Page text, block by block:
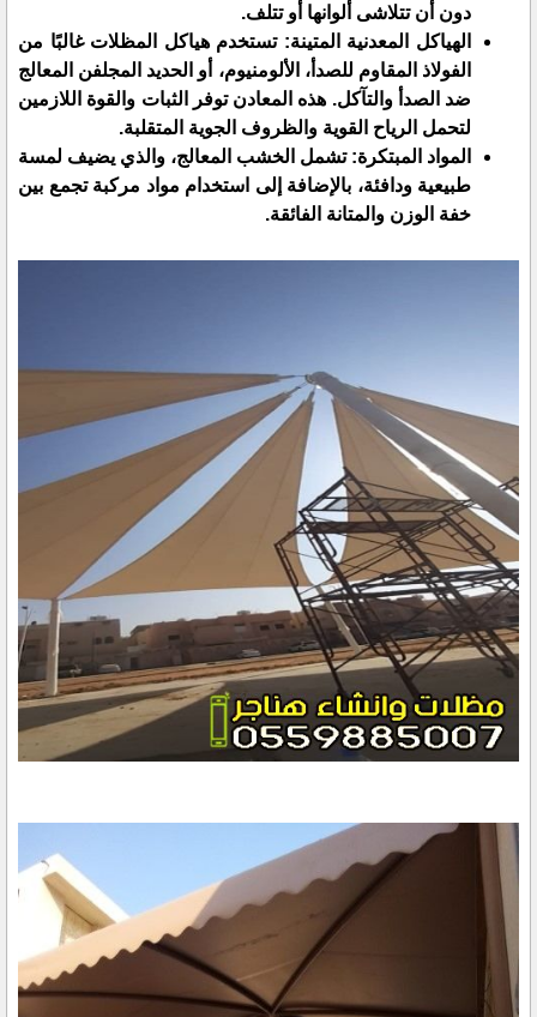
دون أن تتلاشى ألوانها أو تتلف.
الهياكل المعدنية المتينة: تستخدم هياكل المظلات غالبًا من
الفولاذ المقاوم للصدأ، الألومنيوم، أو الحديد المجلفن المعالج
ضد الصدأ والتآكل. هذه المعادن توفر الثبات والقوة اللازمين
لتحمل الرياح القوية والظروف الجوية المتقلبة.
المواد المبتكرة: تشمل الخشب المعالج، والذي يضيف لمسة
طبيعية ودافئة، بالإضافة إلى استخدام مواد مركبة تجمع بين
خفة الوزن والمتانة الفائقة.